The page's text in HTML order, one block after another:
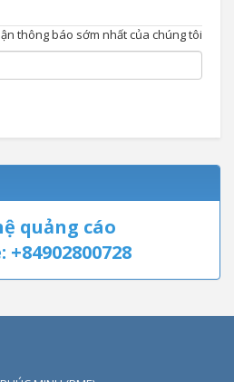
thông báo sớm nhất của chúng tôi
quảng cáo